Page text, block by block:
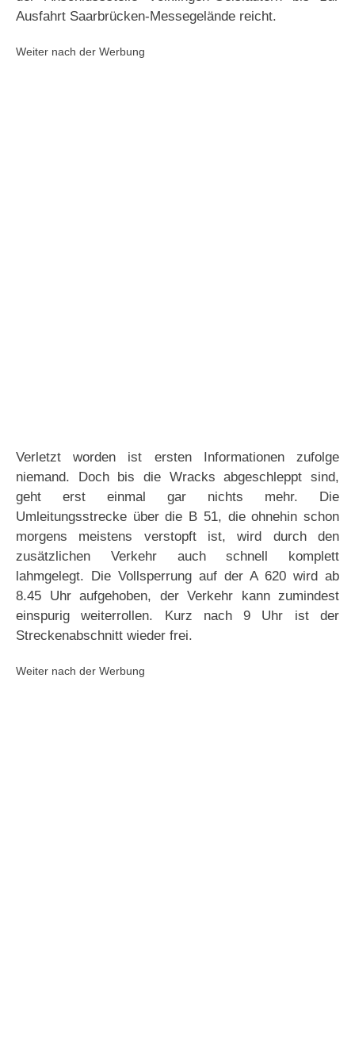
Ausfahrt Saarbrücken-Messegelände reicht.
Weiter nach der Werbung
Verletzt worden ist ersten Informationen zufolge
niemand. Doch bis die Wracks abgeschleppt sind,
geht erst einmal gar nichts mehr. Die
Umleitungsstrecke über die B 51, die ohnehin schon
morgens meistens verstopft ist, wird durch den
zusätzlichen Verkehr auch schnell komplett
lahmgelegt. Die Vollsperrung auf der A 620 wird ab
8.45 Uhr aufgehoben, der Verkehr kann zumindest
einspurig weiterrollen. Kurz nach 9 Uhr ist der
Streckenabschnitt wieder frei.
Weiter nach der Werbung